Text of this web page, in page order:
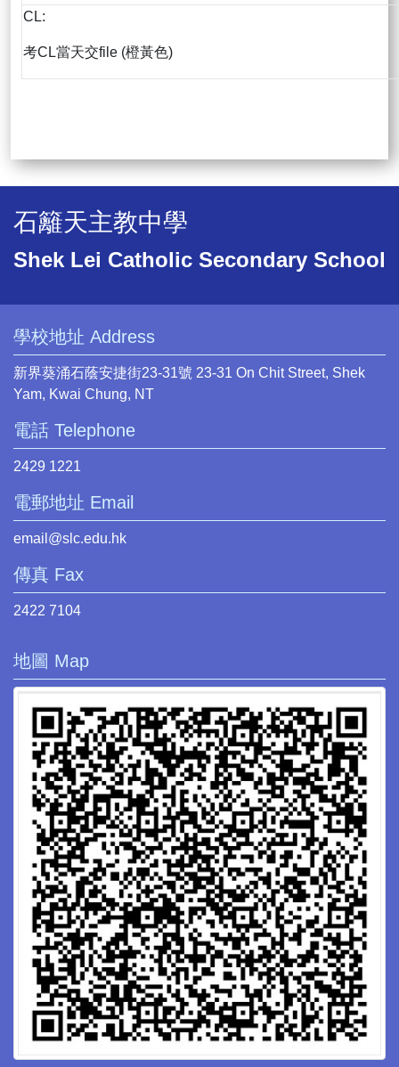
CL:
考CL當天交file (橙黃色)
石籬天主教中學
Shek Lei Catholic Secondary School
學校地址 Address
新界葵涌石蔭安捷街23-31號 23-31 On Chit Street, Shek
Yam, Kwai Chung, NT
電話 Telephone
2429 1221
電郵地址 Email
email@slc.edu.hk
傳真 Fax
2422 7104
地圖 Map